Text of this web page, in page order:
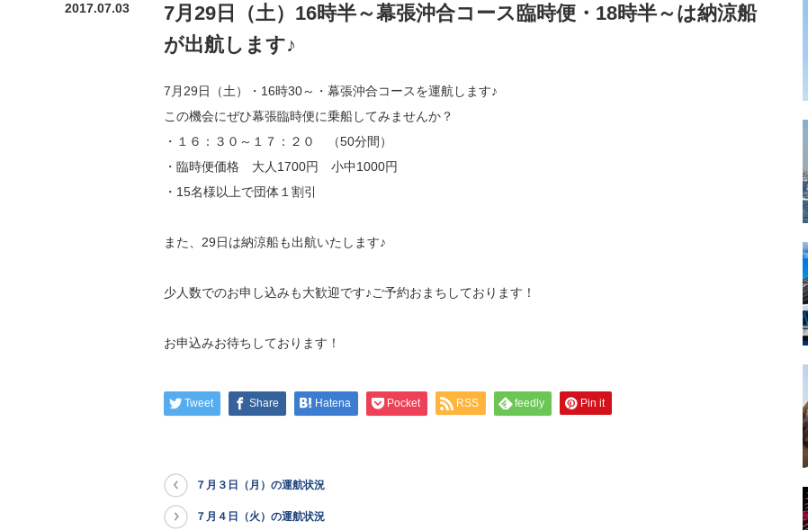
2017.07.03
7月29日（土）16時半～幕張沖合コース臨時便・18時半～は納涼船
が出航します♪
7月29日（土）・16時30～・幕張沖合コースを運航します♪
この機会にぜひ幕張臨時便に乗船してみませんか？
・１６：３０～１７：２０ （50分間）
・臨時便価格 大人1700円 小中1000円
・15名様以上で団体１割引
また、29日は納涼船も出航いたします♪
少人数でのお申し込みも大歓迎です♪ご予約おまちしております！
お申込みお待ちしております！
Tweet Share Hatena Pocket RSS feedly Pin it
７月３日（月）の運航状況
７月４日（火）の運航状況